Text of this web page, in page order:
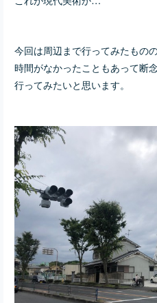
今回は周辺まで行ってみたもの
時間がなかったこともあって断
行ってみたいと思います。